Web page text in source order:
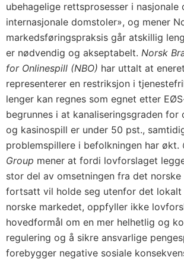
ubehagelige rettsprosesser i nasjonale
internasjonale domstoler», og mener
markedsføringspraksis går atskillig
er nødvendig og akseptabelt. Norsk
for Onlinespill (NBO) har uttalt at
representerer en restriksjon i
lenger kan regnes som egnet etter
begrunnes i at kanaliseringsgraden for
og kasinospill er under 50 pst.,
problemspillere i befolkningen har økt.
Group mener at fordi lovforslaget
stor del av omsetningen fra det norske
fortsatt vil holde seg utenfor det lokalt
norske markedet, oppfyller ikke
hovedformål om en mer helhetlig og
regulering og å sikre ansvarlige
forebygger negative sosiale